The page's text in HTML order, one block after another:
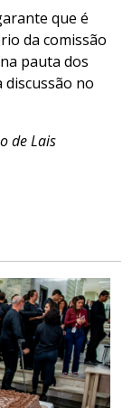
que é
da comissão
pauta dos
discussão no
de Lais